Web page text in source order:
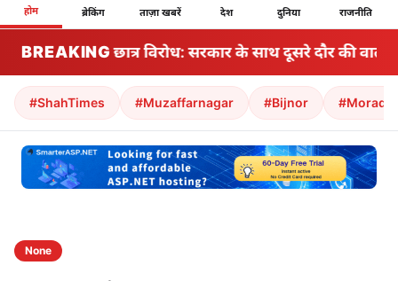
होम ब्रेकिंग ताज़ा खबरें देश दुनिया राजनीति
BREAKING
झारखंड छात्र विरोध: सरकार के साथ दूसरे दौर की वार्ता
#ShahTimes #Muzaffarnagar #Bijnor
None